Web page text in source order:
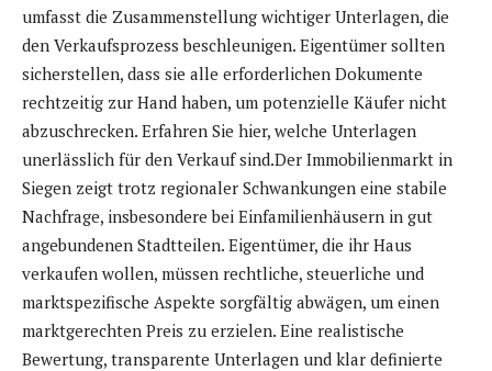
umfasst die Zusammenstellung wichtiger Unterlagen, die
den Verkaufsprozess beschleunigen. Eigentümer sollten
sicherstellen, dass sie alle erforderlichen Dokumente
rechtzeitig zur Hand haben, um potenzielle Käufer nicht
abzuschrecken. Erfahren Sie hier, welche Unterlagen
unerlässlich für den Verkauf sind.Der Immobilienmarkt in
Siegen zeigt trotz regionaler Schwankungen eine stabile
Nachfrage, insbesondere bei Einfamilienhäusern in gut
angebundenen Stadtteilen. Eigentümer, die ihr Haus
verkaufen wollen, müssen rechtliche, steuerliche und
marktspezifische Aspekte sorgfältig abwägen, um einen
marktgerechten Preis zu erzielen. Eine realistische
Bewertung, transparente Unterlagen und klar definierte